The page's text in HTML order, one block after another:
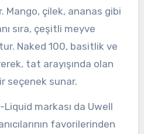
Mango, çilek, ananas gibi
sıra, çeşitli meyve
Naked 100, basitlik ve
tat arayışında olan
seçenek sunar.
markası da Uwell
favorilerinden